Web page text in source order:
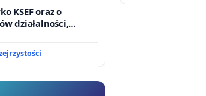
KSEF oraz o
działalności,
urzędników i